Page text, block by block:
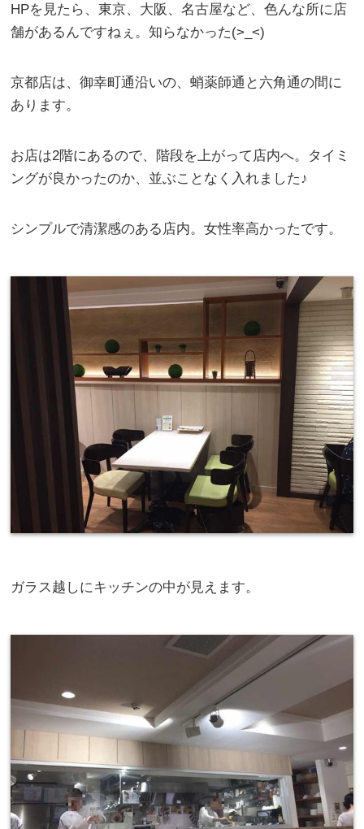
HPを見たら、東京、大阪、名古屋など、色んな所に店
舗があるんですねぇ。知らなかった(>_<)
京都店は、御幸町通沿いの、蛸薬師通と六角通の間に
あります。
お店は2階にあるので、階段を上がって店内へ。タイミ
ングが良かったのか、並ぶことなく入れました♪
シンプルで清潔感のある店内。女性率高かったです。
ガラス越しにキッチンの中が見えます。